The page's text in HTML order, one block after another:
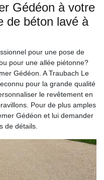
Gédéon à votre
de béton lavé à
pour une pose de
pour une allée piétonne?
Gédéon. A Traubach Le
pour la grande qualité
le revêtement en
Pour de plus amples
Gédéon et lui demander
de détails.